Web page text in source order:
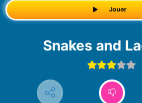
Jouer
Snakes and